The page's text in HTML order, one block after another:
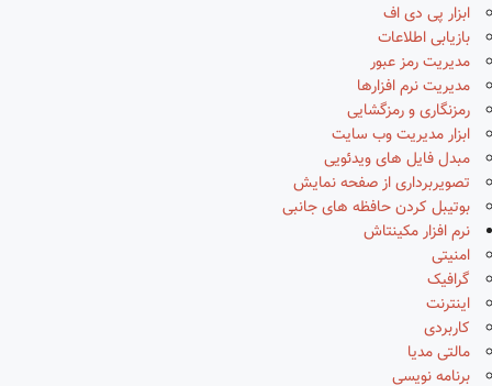
ابزار پی دی اف
بازیابی اطلاعات
مدیریت رمز عبور
مدیریت نرم افزارها
رمزنگاری و رمزگشایی
ابزار مدیریت وب سایت
مبدل فایل های ویدئویی
تصویربرداری از صفحه نمایش
بوتیبل کردن حافظه های جانبی
نرم افزار مکینتاش
امنیتی
گرافیک
اینترنت
کاربردی
مالتی مدیا
برنامه نویسی